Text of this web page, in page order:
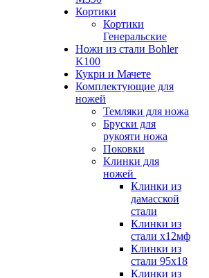
Кортики
Кортики
Генеральские
Ножи из стали Bohler
K100
Кукри и Мачете
Комплектующие для
ножей
Темляки для ножа
Бруски для
рукояти ножа
Поковки
Клинки для
ножей
Клинки из
дамасской
стали
Клинки из
стали х12мф
Клинки из
стали 95х18
Клинки из